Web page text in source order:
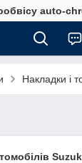
auto-
Накладки і